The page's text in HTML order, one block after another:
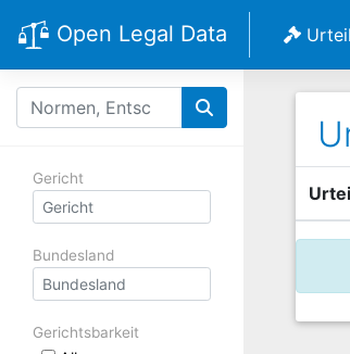
Open Legal Data
Gericht
Bundesland
Gerichtsbarkeit